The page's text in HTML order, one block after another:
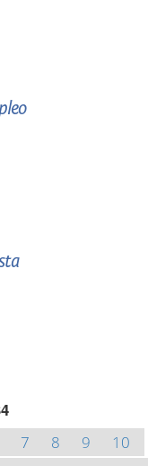
7 8 9
10